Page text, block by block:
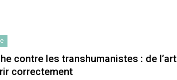
contre les transhumanistes : de l’art
correctement